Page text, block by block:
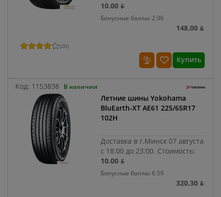
10.00 ƃ
Бонусные баллы: 2.96
148.00 ƃ
(20)
Купить
Код: 1153838 В наличии
Летние шины Yokohama
BluEarth-XT AE61 225/65R17
102H
Доставка в г.Минск 07 августа
с 18:00 до 23:00. Стоимость:
10.00 ƃ
Бонусные баллы: 6.59
320.30 ƃ